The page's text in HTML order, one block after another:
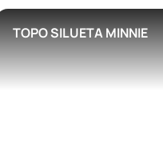
TOPO SILUETA MINNIE